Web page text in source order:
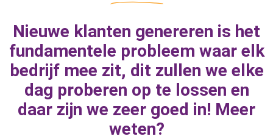
marketingknoppen te draaien om naar
geweldige resultaten toe te werken.
MEER INFORMATIE
Nieuwe klanten genereren is het
fundamentele probleem waar elk
bedrijf mee zit, dit zullen we elke
dag proberen op te lossen en
daar zijn we zeer goed in! Meer
weten?